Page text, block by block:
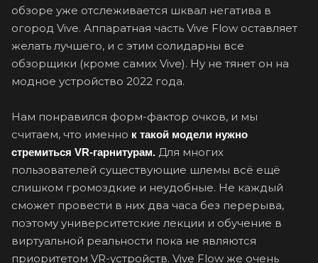
обзоре уже отслеживается шквал негатива в
огород Vive. Аппаратная часть Vive Flow оставляет
желать лучшего, и с этим солидарны все
обзорщики (кроме самих Vive). Ну не тянет он на
модное устройство 2022 года.
Нам понравился форм-фактор очков, и мы
считаем, что именно к такой модели нужно
стремиться VR-гарнитурам. Для многих
пользователей существующие шлемы всё ещё
слишком громоздкие и неудобные. Не каждый
сможет провести в них два часа без перерыва,
поэтому университетские лекции и обучение в
виртуальной реальности пока не являются
приоритетом VR-устройств. Vive Flow же очень